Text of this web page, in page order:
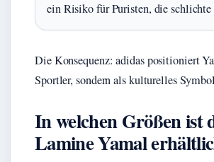
ein Risiko für Puristen, die schlichte
Die Konsequenz: adidas positioniert
Sportler, sondern als kulturelles
In welchen Größen ist
Lamine Yamal